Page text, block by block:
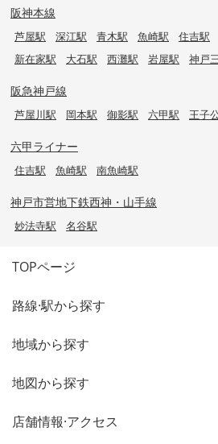
阪神本線
芦屋駅 深江駅 青木駅 魚崎駅 住吉駅
新在家駅
大石駅 西灘駅 岩屋駅 神戸
阪急神戸線
芦屋川駅 岡本駅 御影駅 六甲駅 王子
六甲ライナー
住吉駅 魚崎駅 南魚崎駅
神戸市営地下鉄西神・山手線
妙法寺駅 名谷駅
TOPページ
路線·駅から探す
地域から探す
地図から探す
店舗情報·アクセス